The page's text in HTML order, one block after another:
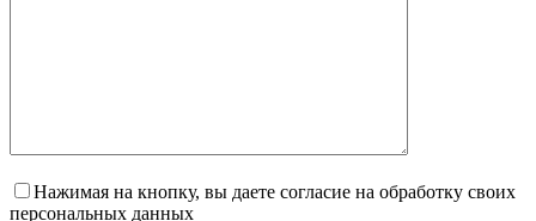
Нажимая на кнопку, вы даете согласие на обработку своих
персональных данных